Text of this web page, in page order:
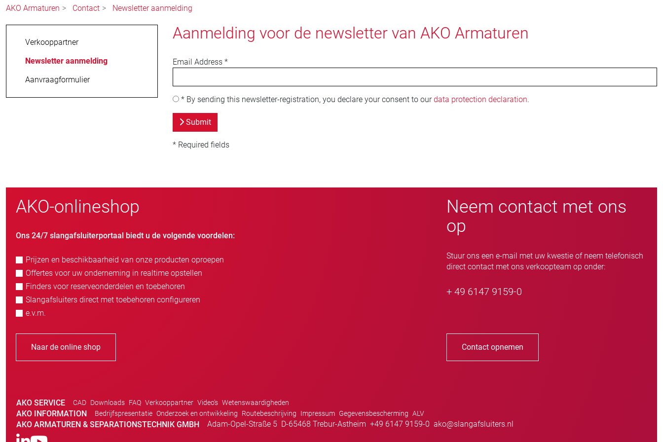
AKO Armaturen Contact Newsletter aanmelding
Verkooppartner
Newsletter aanmelding
Aanvraagformulier
Aanmelding voor de newsletter van AKO Armaturen
Email Address *
*By sending this newsletter-registration, you declare your consent to ourdata protection declaration.
Submit
* Required fields
AKO-onlineshop
Ons 24/7 slangafsluiterportaal biedt u de volgende voordelen:
Prijzen en beschikbaarheid van onze producten oproepen
Offertes voor uw onderneming in realtime opstellen
Finders voor reserveonderdelen en toebehoren
Slangafsluiters direct met toebehoren configureren
e.v.m.
Naar de online shop
Neem contact met ons
op
Stuur ons een e-mail met uw kwestie of neem telefonisch
direct contact met ons verkoopteam op onder:
+ 49 6147 9159-0
Contact opnemen
AKO SERVICE CAD Downloads FAQ Verkooppartner Video's Wetenswaardigheden
AKO INFORMATION Bedrijfspresentatie Onderzoek en ontwikkeling Routebeschrijving Impressum Gegevensbescherming ALV
AKO ARMATUREN & SEPARATIONSTECHNIK GMBH Adam-Opel-Straße 5 D-65468 Trebur-Astheim +49 6147 9159-0 ako@slangafsluiters.nl